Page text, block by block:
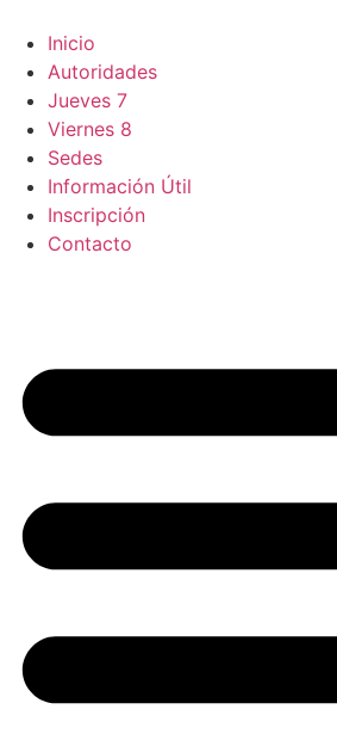
contenido
Inicio
Autoridades
Jueves 7
Viernes 8
Sedes
Información Útil
Inscripción
Contacto